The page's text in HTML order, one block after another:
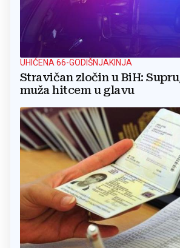
UHIĆENA 66-GODIŠNJAKINJA
Stravičan zločin u BiH:
muža hitcem u glavu